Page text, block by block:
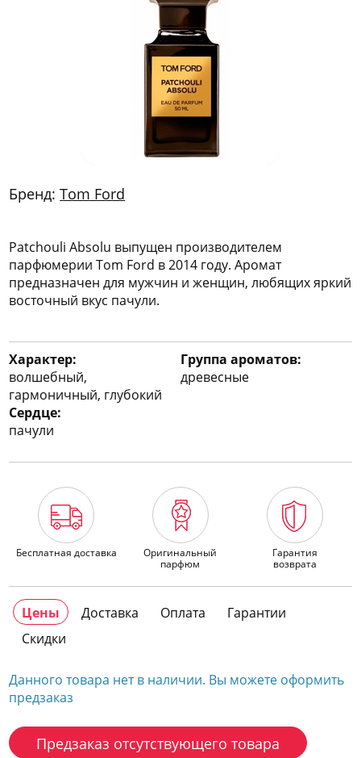
Бренд:Tom Ford
Patchouli Absolu выпущен производителем
парфюмерии Tom Ford в 2014 году. Аромат
предназначен для мужчин и женщин, любящих яркий
восточный вкус пачули.
Характер:
волшебный,
гармоничный, глубокий
Группа ароматов:
древесные
Сердце:
пачули
Бесплатная доставка
Оригинальный
парфюм
Гарантия
возврата
Цены Доставка Оплата
Гарантии
Скидки
Данного товара нет в наличии. Вы можете оформить
предзаказ
Предзаказ отсутствующего товара